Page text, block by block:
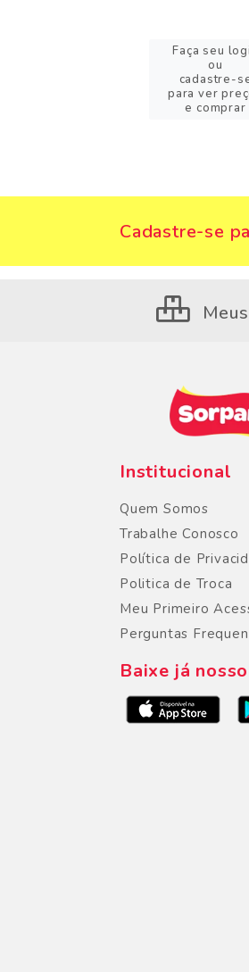
Faça seu
ou
cadastre-
para ver
e comprar
Cadastre-se
Institucional
Quem Somos
Trabalhe Conosco
Política de
Politica de Troca
Meu Primeiro
Perguntas
Baixe já